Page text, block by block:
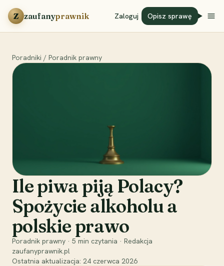
Przejdź do treści
Z zaufanyprawnik Zaloguj Opisz sprawę
Poradniki / Poradnik prawny
Ile piwa piją Polacy?
Spożycie alkoholu a
polskie prawo
Poradnik prawny · 5 min czytania · Redakcja
zaufanyprawnik.pl
Ostatnia aktualizacja: 24 czerwca 2026